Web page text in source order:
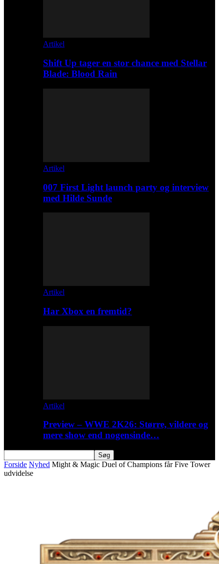
Artikel
Shift Up tager en stor chance med Stellar
Blade: Blood Rain
Artikel
007 First Light launch party og interview
med Hilde Sunde
Artikel
Har Xbox en fremtid?
Artikel
Preview – WWE 2K26: Større, vildere og
mere show end nogensinde…
Forside Nyhed Might & Magic Duel of Champions får Five Tower
udvidelse